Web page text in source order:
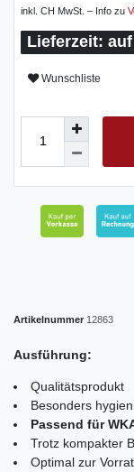
inkl. CH MwSt. – Info zu
Wunschliste
Artikelnummer 12863
Ausführung:
Qualitätsprodukt
Besonders
Passend für
Trotz kompakter
Optimal zur